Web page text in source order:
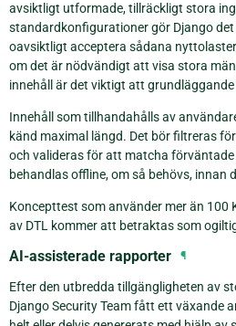
avsiktligt utformade, tillräckligt stora
standardkonfigurationer gör Django
oavsiktligt acceptera sådana
om det är nödvändigt att visa stora
innehåll är det viktigt att
Innehåll som tillhandahålls av
känd maximal längd. Det bör filtreras
och valideras för att matcha
behandlas offline, om så behövs, innan
Koncepttest som använder mer än 100
av DTL kommer att betraktas som
AI-assisterade rapporter ¶
Efter den utbredda tillgängligheten av
Django Security Team fått ett växande